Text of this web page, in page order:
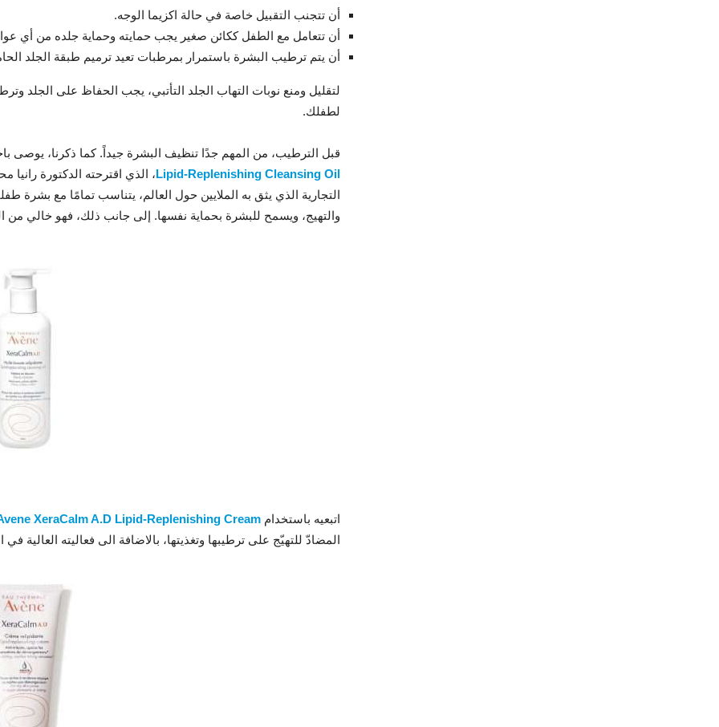
أن تتجنب التقبيل خاصة في حالة اكزيما الوجه.
أن تتعامل مع الطفل ككائن صغير يجب حمايته وحماية جلده من أي
أن يتم ترطيب البشرة باستمرار بمرطبات تعيد ترميم طبقة الجلد
لتقليل ومنع نوبات التهاب الجلد التأتبي، يجب الحفاظ على الجلد
لطفلك.
قبل الترطيب، من المهم جدًا تنظيف البشرة جيداً. كما ذكرنا، يوصى
Lipid-Replenishing Cleansing Oil
التجارية الذي يثق به الملايين حول العالم، يتناسب تمامًا مع
والتهيج، ويسمح للبشرة بحماية نفسها. إلى جانب ذلك، فهو خالي من
اتبعيه باستخدام XeraCalm A.D Lipid-Replenishing Cream
المضادّ للتهيّج على ترطيبها وتغذيتها، بالاضافة الى فعاليته